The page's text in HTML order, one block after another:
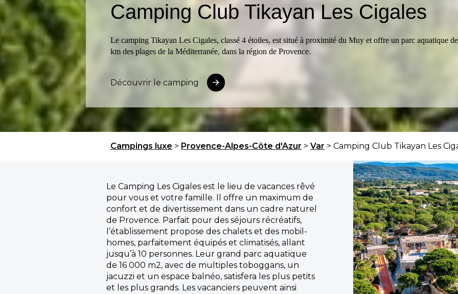
Camping Club Tikayan Les Cigales
Le camping Tikayan Les Cigales, classé 4 étoiles, est situé à proximité du Muy et offre un parc aquatique
km des plages de la Méditerranée, dans la région de Provence.
Découvrir le camping
Campings luxe > Provence-Alpes-Côte d'Azur > Var > Camping Club Tikayan Les
Le Camping Les Cigales est le lieu de vacances rêvé
pour vous et votre famille. Il offre un maximum de
confort et de divertissement dans un cadre naturel
de Provence. Parfait pour des séjours récréatifs,
l’établissement propose des chalets et des mobil-
homes, parfaitement équipés et climatisés, allant
jusqu’à 10 personnes. Leur grand parc aquatique
de 16 000 m2, avec de multiples toboggans, un
jacuzzi et un espace balnéo, satisfera les plus petits
et les plus grands. Les vacanciers peuvent ainsi